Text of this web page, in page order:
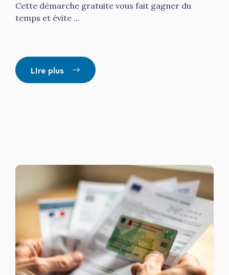
Cette démarche gratuite vous fait gagner du
temps et évite ...
Lire plus